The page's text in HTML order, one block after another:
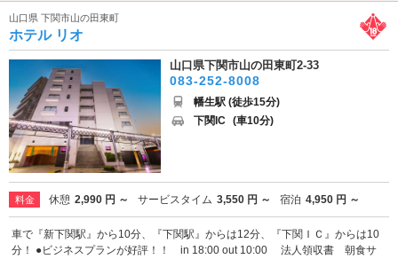
山口県 下関市山の田東町
ホテル リオ
山口県下関市山の田東町2-33
083-252-8008
幡生駅 (徒歩15分)
下関IC (車10分)
料金 休憩 2,990 円 ～ サービスタイム 3,550 円 ～ 宿泊 4,950 円 ～
車で『新下関駅』から10分、『下関駅』からは12分、『下関ＩＣ』からは10
分！ ●ビジネスプランが好評！！ in 18:00 out 10:00 法人領収書 朝食サ